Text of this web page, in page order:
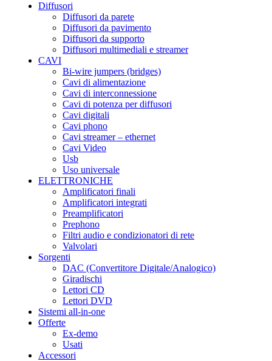
Diffusori
Diffusori da parete
Diffusori da pavimento
Diffusori da supporto
Diffusori multimediali e streamer
CAVI
Bi-wire jumpers (bridges)
Cavi di alimentazione
Cavi di interconnessione
Cavi di potenza per diffusori
Cavi digitali
Cavi phono
Cavi streamer – ethernet
Cavi Video
Usb
Uso universale
ELETTRONICHE
Amplificatori finali
Amplificatori integrati
Preamplificatori
Prephono
Filtri audio e condizionatori di rete
Valvolari
Sorgenti
DAC (Convertitore Digitale/Analogico)
Giradischi
Lettori CD
Lettori DVD
Sistemi all-in-one
Offerte
Ex-demo
Usati
Accessori